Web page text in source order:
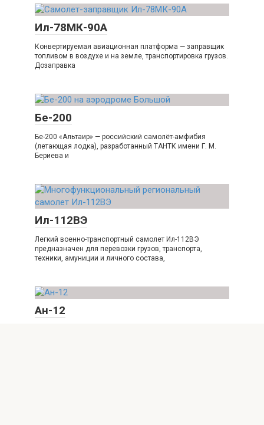
Ил-78МК-90А
Конвертируемая авиационная платформа — заправщик
топливом в воздухе и на земле, транспортировка грузов.
Дозаправка
Бе-200
Бе-200 «Альтаир» — российский самолёт-амфибия
(летающая лодка), разработанный ТАНТК имени Г. М.
Бериева и
Ил-112ВЭ
Легкий военно-транспортный самолет Ил-112ВЭ
предназначен для перевозки грузов, транспорта,
техники, амуниции и личного состава,
Ан-12